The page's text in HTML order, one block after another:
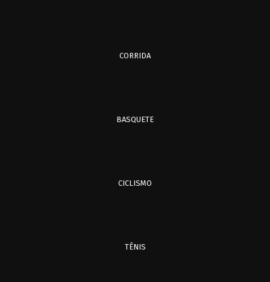
CORRIDA
BASQUETE
CICLISMO
TÊNIS